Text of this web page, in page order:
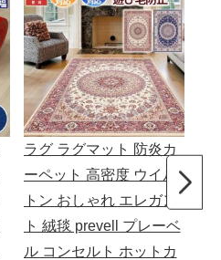
ラグ ラグマット 防炎カ
ーペット 高密度 ウイル
トン おしゃれ エレガン
ト 絨毯 prevell プレーベ
ル コンセルト ホットカ